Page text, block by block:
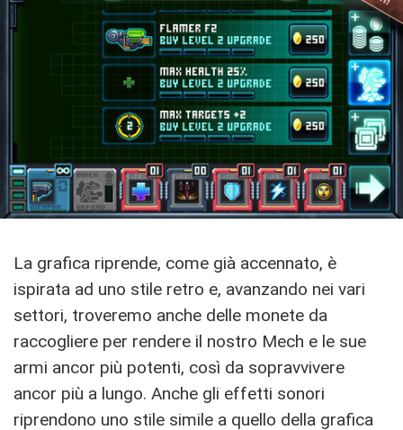
La grafica riprende, come già accennato, è
ispirata ad uno stile retro e, avanzando nei vari
settori, troveremo anche delle monete da
raccogliere per rendere il nostro Mech e le sue
armi ancor più potenti, così da sopravvivere
ancor più a lungo. Anche gli effetti sonori
riprendono uno stile simile a quello della grafica